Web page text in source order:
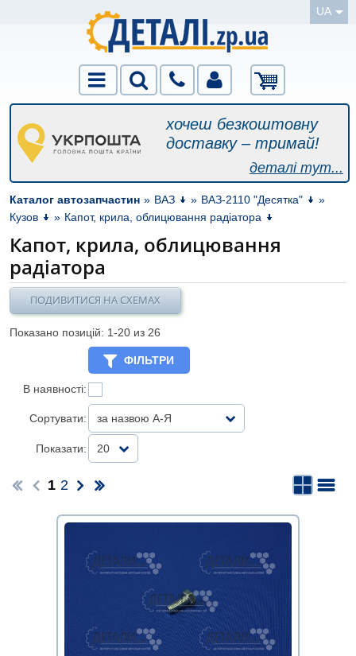
UA
хочеш безкоштовну
доставку – тримай!
деталі тут...
Каталог автозапчастин » ВАЗ » ВАЗ-2110 "Десятка"
»
Кузов
» Капот, крила, облицювання радіатора
Капот, крила, облицювання
радіатора
ПОДИВИТИСЯ НА СХЕМАХ
Показано позицій: 1-20 из 26
ФІЛЬТРИ
В наявності:
Сортувати: за назвою А-Я
Показати: 20
1 2